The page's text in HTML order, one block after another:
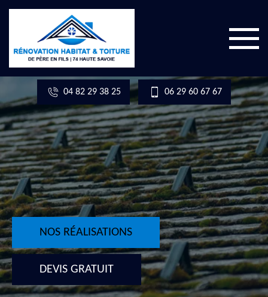
04 82 29 38 25 06 29 60 67 67
NOS RÉALISATIONS
DEVIS GRATUIT